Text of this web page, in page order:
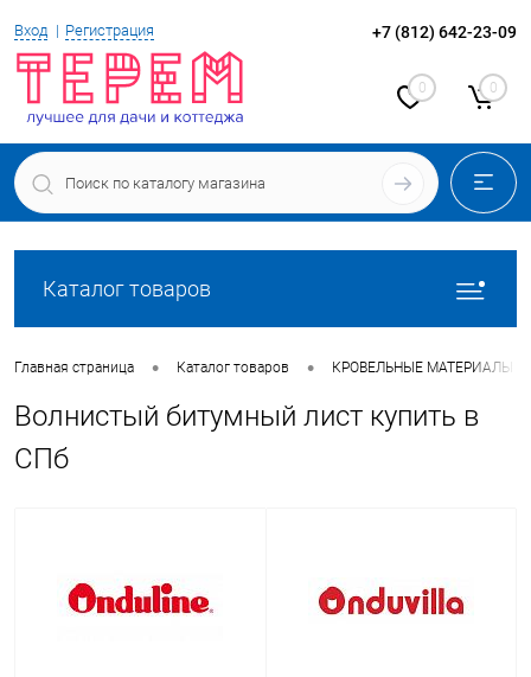
Вход Регистрация +7 (812) 642-23-09
0 0
Каталог товаров
Главная страница • Каталог товаров • КРОВЕЛЬНЫЕ МАТЕРИАЛЫ
Волнистый битумный лист купить в
СПб